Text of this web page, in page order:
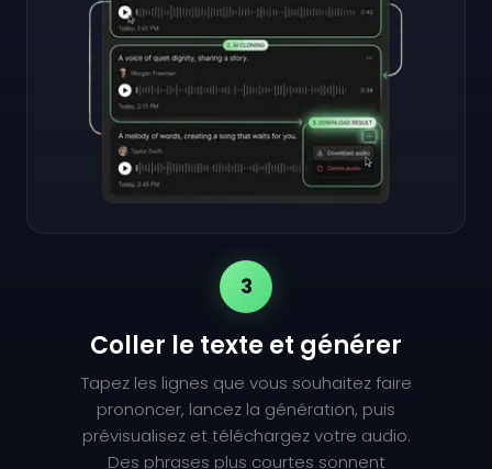
3
Coller le texte et générer
Tapez les lignes que vous souhaitez faire
prononcer, lancez la génération, puis
prévisualisez et téléchargez votre audio.
Des phrases plus courtes sonnent